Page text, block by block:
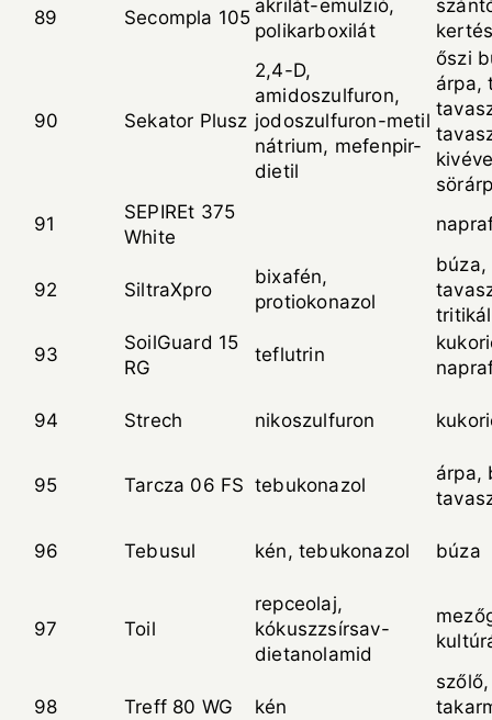
89 Secompla 105
akrilát-emulzió,
polikarboxilát
90 Sekator Plusz
2,4-D,
amidoszulfuron,
jodoszulfuron-metil
nátrium, mefenpir-
dietil
őszi
árpa,
91
SEPIREt 375
White
92 SiltraXpro
bixafén,
protiokonazol
búza,
93
SoilGuard 15
RG
teflutrin
94 Strech nikoszulfuron
95 Tarcza 06 FS tebukonazol
árpa,
96 Tebusul kén, tebukonazol búza
97 Toil
repceolaj,
kókuszzsírsav-
dietanolamid
98 Treff 80 WG kén